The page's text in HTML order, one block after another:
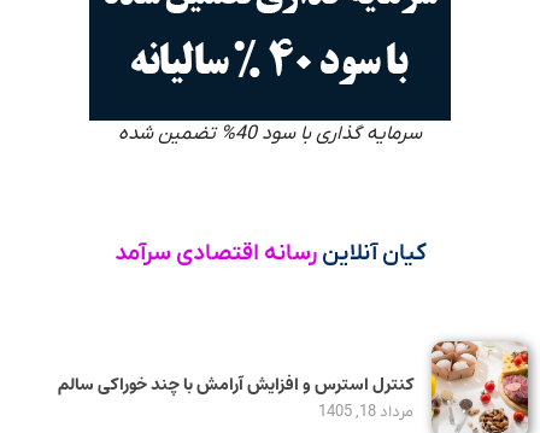
سرمایه گذاری با سود 40% تضمین شده
کیان آنلاین رسانه اقتصادی سرآمد
کنترل استرس و افزایش آرامش با چند خوراکی سالم
مرداد 18, 1405